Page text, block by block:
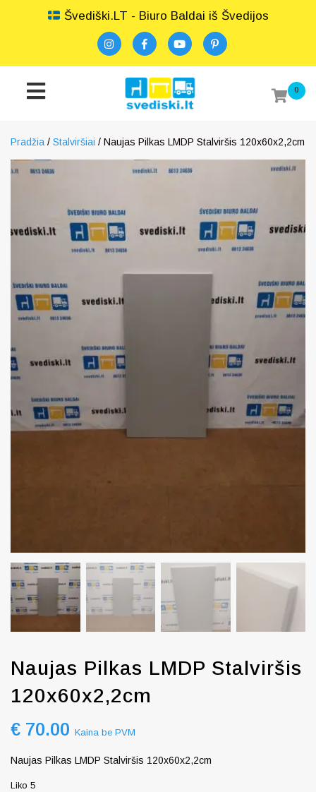
Švediški.LT - Biuro Baldai iš Švedijos
0
Pradžia / Stalviršiai / Naujas Pilkas LMDP Stalviršis 120x60x2,2cm
Naujas Pilkas LMDP Stalviršis
120x60x2,2cm
€ 70.00 Kaina be PVM
Naujas Pilkas LMDP Stalviršis 120x60x2,2cm
Liko 5